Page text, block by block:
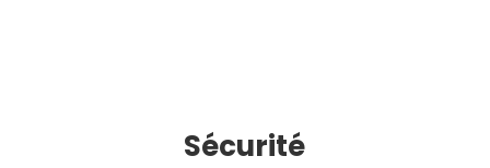
Sécurité